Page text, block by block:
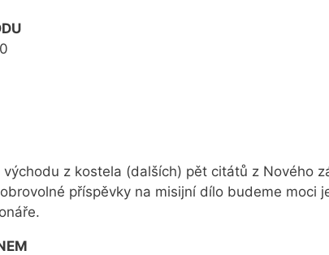
z kostela (dalších) pět citátů z Nového
příspěvky na misijní dílo budeme